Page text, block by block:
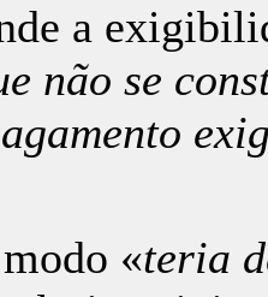
a
não se
«teria